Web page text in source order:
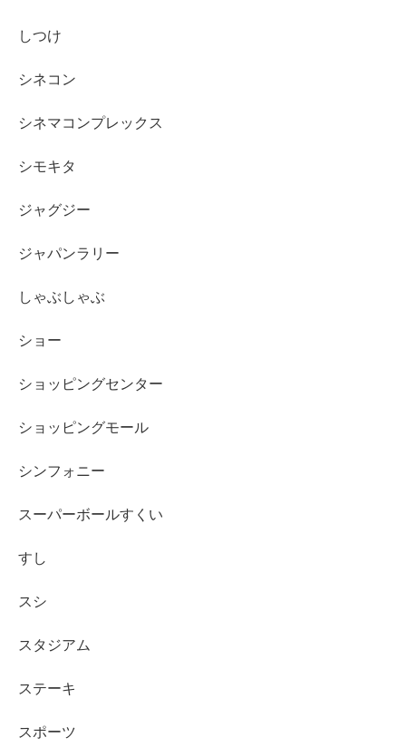
しつけ
シネコン
シネマコンプレックス
シモキタ
ジャグジー
ジャパンラリー
しゃぶしゃぶ
ショー
ショッピングセンター
ショッピングモール
シンフォニー
スーパーボールすくい
すし
スシ
スタジアム
ステーキ
スポーツ